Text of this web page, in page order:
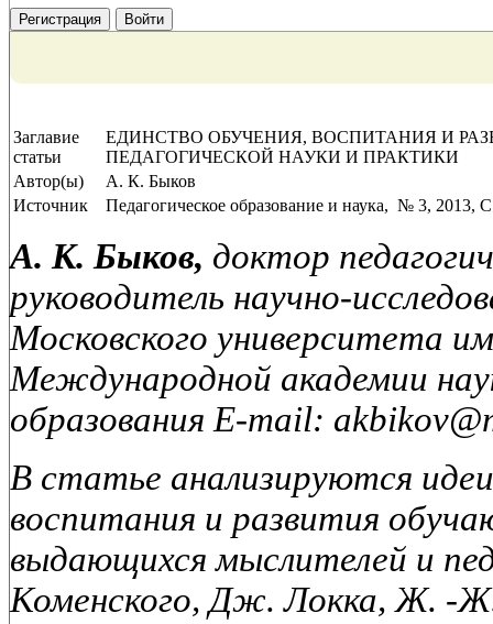
Регистрация Войти
Заглавие
статьи
ЕДИНСТВО ОБУЧЕНИЯ, ВОСПИТАНИЯ И
ПЕДАГОГИЧЕСКОЙ НАУКИ И ПРАКТИКИ
Автор(ы)
А. К. Быков
Источник
Педагогическое образование и наука, № 3, 2013,
А. К. Быков, доктор
руководитель научно-
Московского университета
Международной академии
образования E-mail:
В статье анализируются
воспитания и развития
выдающихся мыслителей и
Коменского, Дж. Локка, Ж. -